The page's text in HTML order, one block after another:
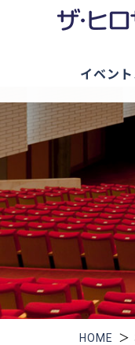
イベン
HOME ＞